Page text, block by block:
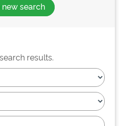
search
results.